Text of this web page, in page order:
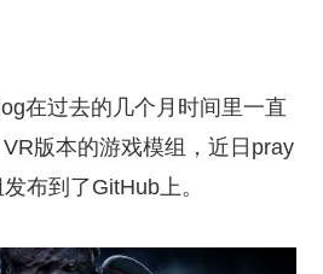
在过去的几个月时间里一直
版本的游戏模组，近日pray
布到了GitHub上。